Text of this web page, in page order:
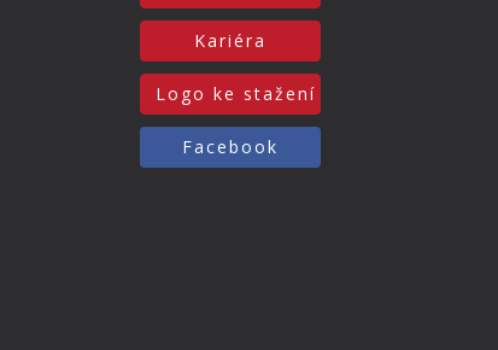
Kariéra
Logo ke stažení
Facebook